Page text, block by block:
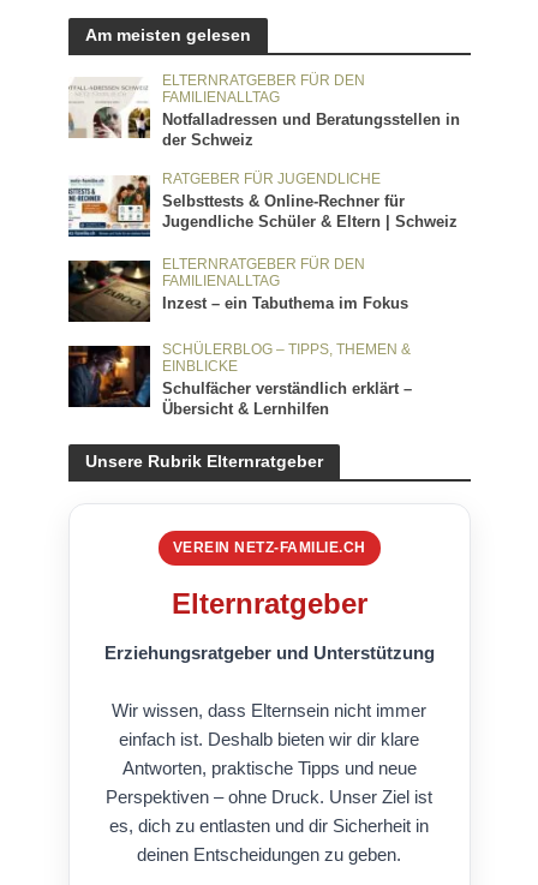
Am meisten gelesen
ELTERNRATGEBER FÜR DEN
FAMILIENALLTAG
Notfalladressen und Beratungsstellen in
der Schweiz
RATGEBER FÜR JUGENDLICHE
Selbsttests & Online-Rechner für
Jugendliche Schüler & Eltern | Schweiz
ELTERNRATGEBER FÜR DEN
FAMILIENALLTAG
Inzest – ein Tabuthema im Fokus
SCHÜLERBLOG – TIPPS, THEMEN &
EINBLICKE
Schulfächer verständlich erklärt –
Übersicht & Lernhilfen
Unsere Rubrik Elternratgeber
VEREIN NETZ-FAMILIE.CH
Elternratgeber
Erziehungsratgeber und Unterstützung
Wir wissen, dass Elternsein nicht immer
einfach ist. Deshalb bieten wir dir klare
Antworten, praktische Tipps und neue
Perspektiven – ohne Druck. Unser Ziel ist
es, dich zu entlasten und dir Sicherheit in
deinen Entscheidungen zu geben.